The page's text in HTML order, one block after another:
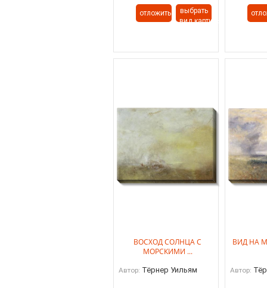
отложить
выбрать
вид картины
ВОСХОД СОЛНЦА С
МОРСКИМИ ...
Автор: Тёрнер Уильям
ВИД НА
Автор: